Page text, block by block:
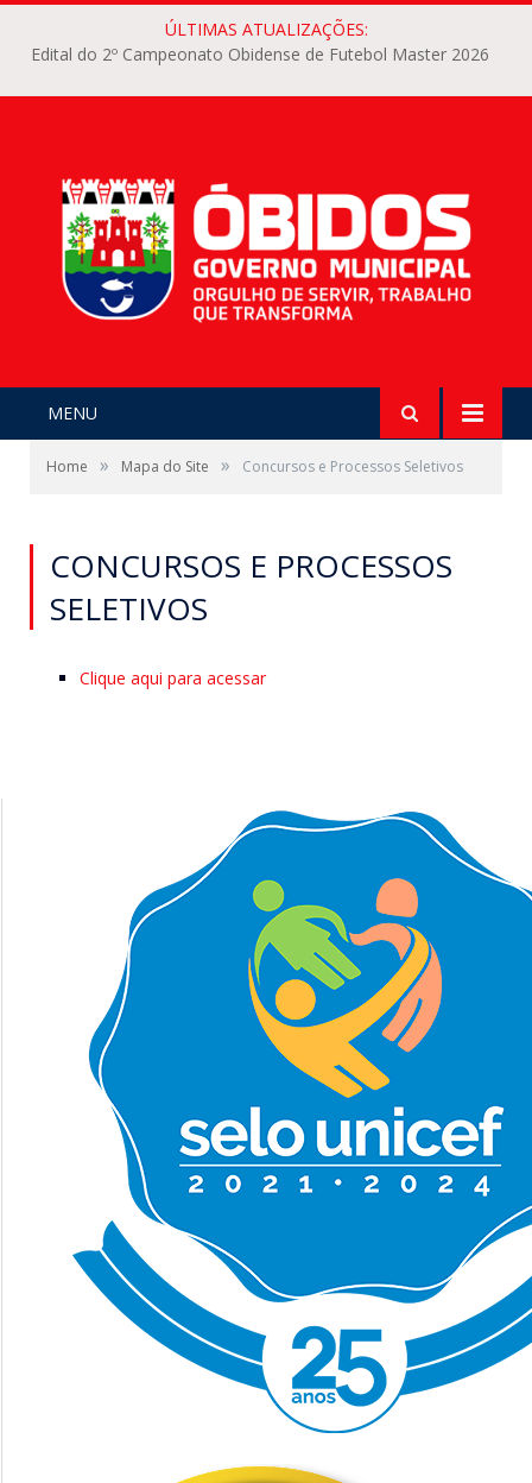
ÚLTIMAS ATUALIZAÇÕES:
Edital do 2º Campeonato Obidense de Futebol Master 2026
MENU
Home » Mapa do Site » Concursos e Processos Seletivos
CONCURSOS E PROCESSOS
SELETIVOS
Clique aqui para acessar